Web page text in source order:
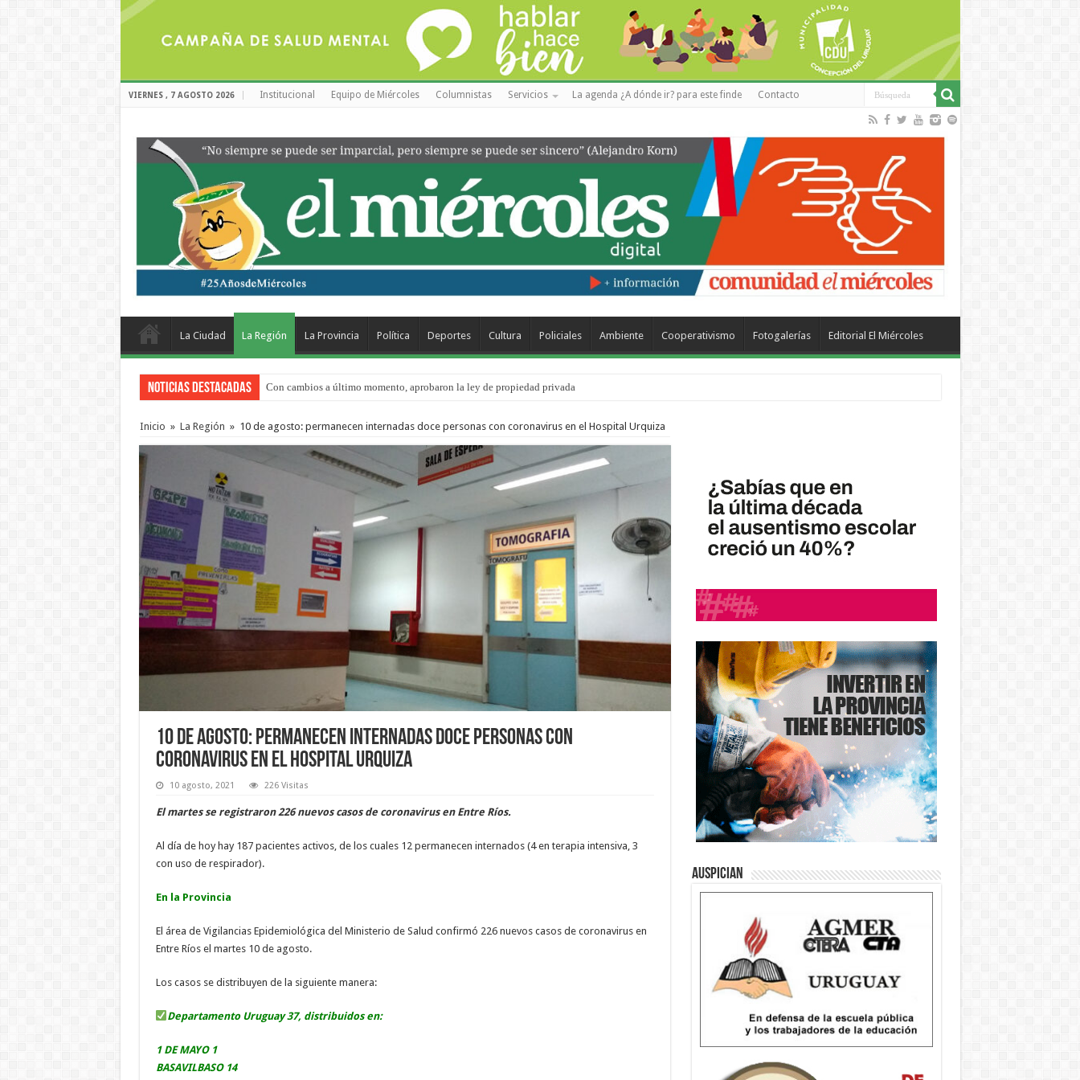
VIERNES , 7 AGOSTO 2026 Institucional Equipo de Miércoles Columnistas Servicios La agenda ¿A dónde ir? para este finde Contacto
La Ciudad La Región La Provincia Política Deportes Cultura Policiales Ambiente Cooperativismo Fotogalerías Editorial El Miércoles
Noticias Destacadas Con cambios a último momento, aprobaron la ley de propiedad privada
Del viernes 7 al domingo 9 de agosto: la agenda ¿A dónde ir? para este finde
Inicio » La Región » 10 de agosto: permanecen internadas doce personas con coronavirus en el Hospital Urquiza
10 de agosto: permanecen internadas doce personas con
coronavirus en el Hospital Urquiza
10 agosto, 2021 226 Visitas
El martes se registraron 226 nuevos casos de coronavirus en Entre Ríos.
Al día de hoy hay 187 pacientes activos, de los cuales 12 permanecen internados (4 en terapia intensiva, 3
con uso de respirador).
En la Provincia
El área de Vigilancias Epidemiológica del Ministerio de Salud confirmó 226 nuevos casos de coronavirus en
Entre Ríos el martes 10 de agosto.
Los casos se distribuyen de la siguiente manera:
Departamento Uruguay 37, distribuidos en:
1 DE MAYO 1
BASAVILBASO 14
Auspician